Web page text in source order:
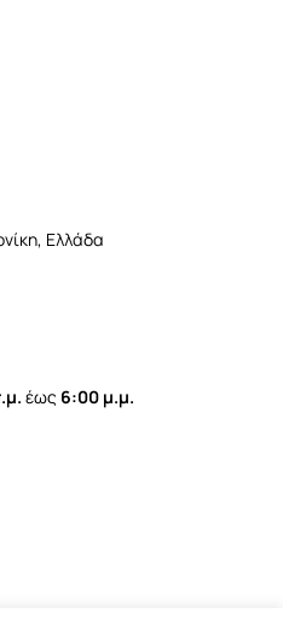
Ελλάδα
έως 6:00 μ.μ.